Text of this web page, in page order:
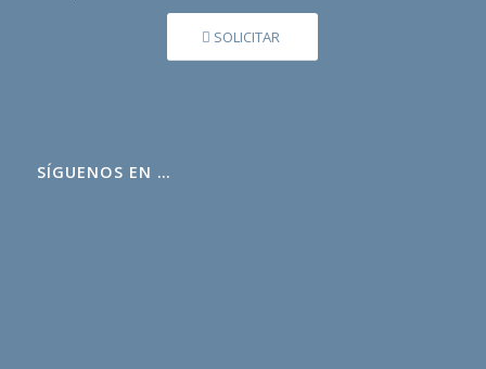
SOLICITAR
SÍGUENOS EN …